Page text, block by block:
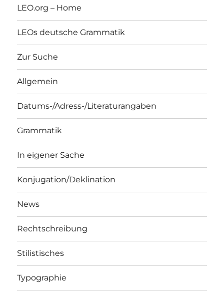
LEO.org – Home
LEOs deutsche Grammatik
Zur Suche
Allgemein
Datums-/Adress-/Literaturangaben
Grammatik
In eigener Sache
Konjugation/Deklination
News
Rechtschreibung
Stilistisches
Typographie